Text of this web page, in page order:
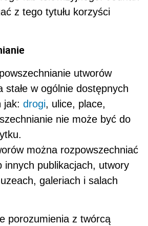
z tego tytułu korzyści
utworów
stałe w ogólnie dostępnych
jak: drogi, ulice, place,
nie może być do
można rozpowszechniać
innych publikacjach, utwory
galeriach i salach
porozumienia z twórcą